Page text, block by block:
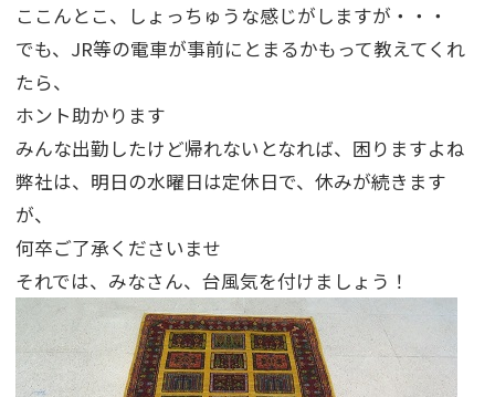
ここんとこ、しょっちゅうな感じがしますが・・・
でも、JR等の電車が事前にとまるかもって教えてくれ
たら、
ホント助かります
みんな出勤したけど帰れないとなれば、困りますよね
弊社は、明日の水曜日は定休日で、休みが続きます
が、
何卒ご了承くださいませ
それでは、みなさん、台風気を付けましょう！